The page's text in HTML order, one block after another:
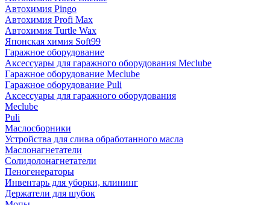
Автохимия Pingo
Автохимия Profi Max
Автохимия Turtle Wax
Японская химия Soft99
Гаражное оборудование
Аксессуары для гаражного оборудования Meclube
Гаражное оборудование Meclube
Гаражное оборудование Puli
Аксессуары для гаражного оборудования
Meclube
Puli
Маслосборники
Устройства для слива обработанного масла
Маслонагнетатели
Солидолонагнетатели
Пеногенераторы
Инвентарь для уборки, клининг
Держатели для шубок